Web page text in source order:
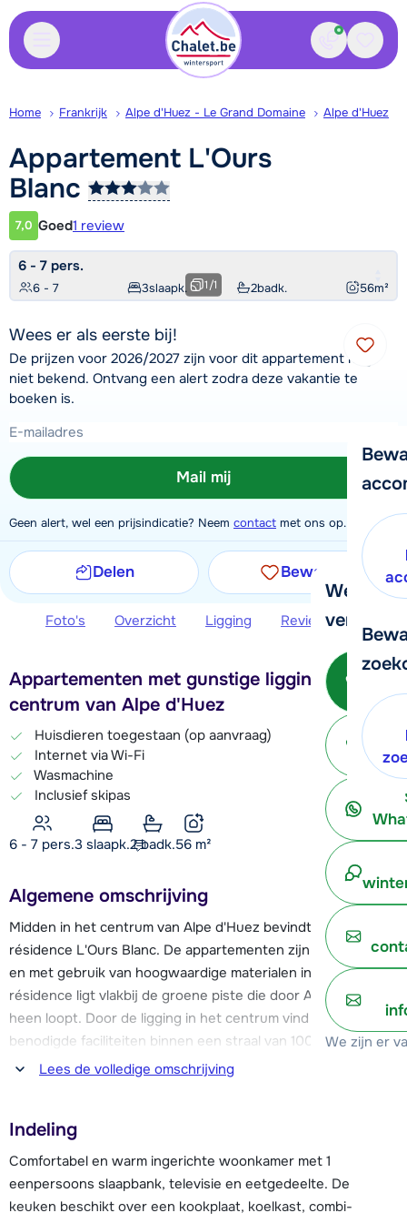
Contact
We
verder!
We zijn er
Home Frankrijk Alpe d'Huez - Le Grand Domaine Alpe d'Huez
Appartement L'Ours
Blanc
Klantwaardering
7,0 Goed1 review
6 - 7 pers.
6 - 7 3slaapk. 2badk. 56m²
1/1
Wees er als eerste bij!
De prijzen voor 2026/2027 zijn voor dit appartement nog
niet bekend. Ontvang een alert zodra deze vakantie te
boeken is.
Mail mij
Geen alert, wel een prijsindicatie? Neem contact met ons op.
Delen Bewaren
Foto's Overzicht Ligging Reviews
Appartementen met gunstige ligging in
centrum van Alpe d'Huez
Huisdieren toegestaan (op aanvraag)
Internet via Wi-Fi
Wasmachine
Inclusief skipas
6 - 7 pers.3 slaapk.2 badk.56 m²
Algemene omschrijving
Midden in het centrum van Alpe d'Huez bevindt zich
résidence L'Ours Blanc. De appartementen zijn comfortabel
en met gebruik van hoogwaardige materialen ingericht. Deze
résidence ligt vlakbij de groene piste die door Alpe d'Huez
heen loopt. Door de ligging in het centrum vind je alle
benodigde faciliteiten binnen een straal van 100 meter;
winkels, restaurants, bars etc. Ook de schaatsbaan van Alpe
De skilessen beginnen wat hoger in het dorp, je kunt hier
met de gratis skibus naar toe of je kunt een stukje naar
beneden skiën (groene piste, ook geschikt voor beginners)
en dan met de Telecentre skilift naar de startplaats van de
Lees de volledige omschrijving
Indeling
Comfortabel en warm ingerichte woonkamer met 1
eenpersoons slaapbank, televisie en eetgedeelte. De
keuken beschikt over een kookplaat, koelkast, combi-